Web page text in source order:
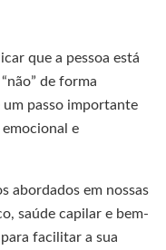
que a pessoa está
de forma
um passo importante
e
abordados em nossas
saúde capilar e bem-
facilitar a sua